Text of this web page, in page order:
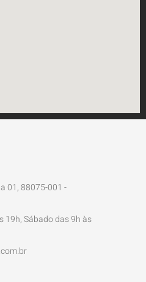
01, 88075-001 -
19h, Sábado das 9h às